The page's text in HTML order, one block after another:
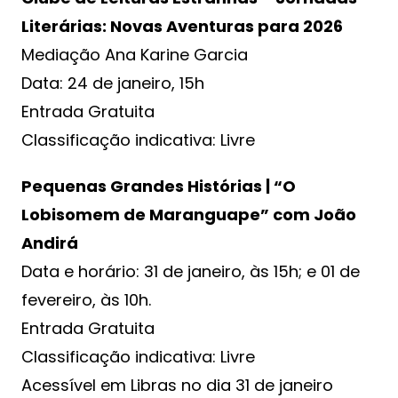
Literárias: Novas Aventuras para 2026
Mediação Ana Karine Garcia
Data: 24 de janeiro, 15h
Entrada Gratuita
Classificação indicativa: Livre
Pequenas Grandes Histórias | “O
Lobisomem de Maranguape” com João
Andirá
Data e horário: 31 de janeiro, às 15h; e 01 de
fevereiro, às 10h.
Entrada Gratuita
Classificação indicativa: Livre
Acessível em Libras no dia 31 de janeiro